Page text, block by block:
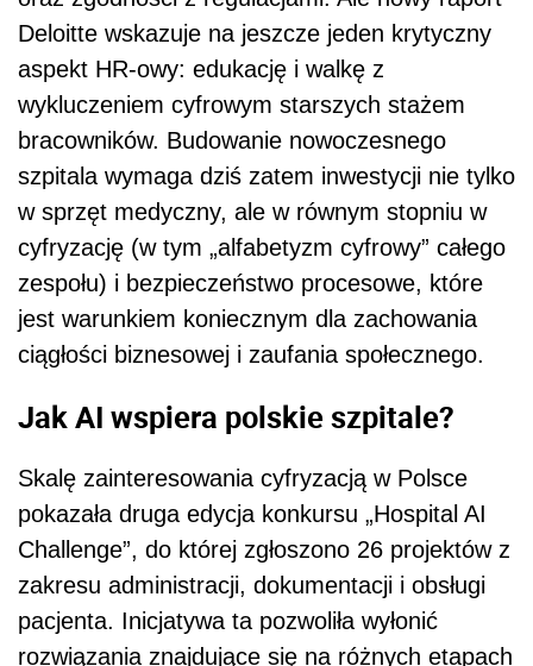
Deloitte wskazuje na jeszcze jeden krytyczny
aspekt HR-owy: edukację i walkę z
wykluczeniem cyfrowym starszych stażem
bracowników. Budowanie nowoczesnego
szpitala wymaga dziś zatem inwestycji nie tylko
w sprzęt medyczny, ale w równym stopniu w
cyfryzację (w tym „alfabetyzm cyfrowy” całego
zespołu) i bezpieczeństwo procesowe, które
jest warunkiem koniecznym dla zachowania
ciągłości biznesowej i zaufania społecznego.
Jak AI wspiera polskie szpitale?
Skalę zainteresowania cyfryzacją w Polsce
pokazała druga edycja konkursu „Hospital AI
Challenge”, do której zgłoszono 26 projektów z
zakresu administracji, dokumentacji i obsługi
pacjenta. Inicjatywa ta pozwoliła wyłonić
rozwiązania znajdujące się na różnych etapach